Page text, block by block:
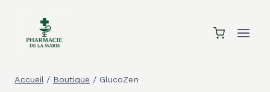
contenu
Accueil / Boutique / GlucoZen